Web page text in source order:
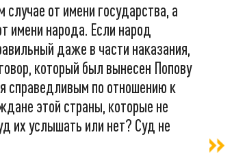
от имени государства, а
имени народа. Если народ
даже в части наказания,
который был вынесен Попову
справедливым по отношению к
этой страны, которые не
их услышать или нет? Суд не